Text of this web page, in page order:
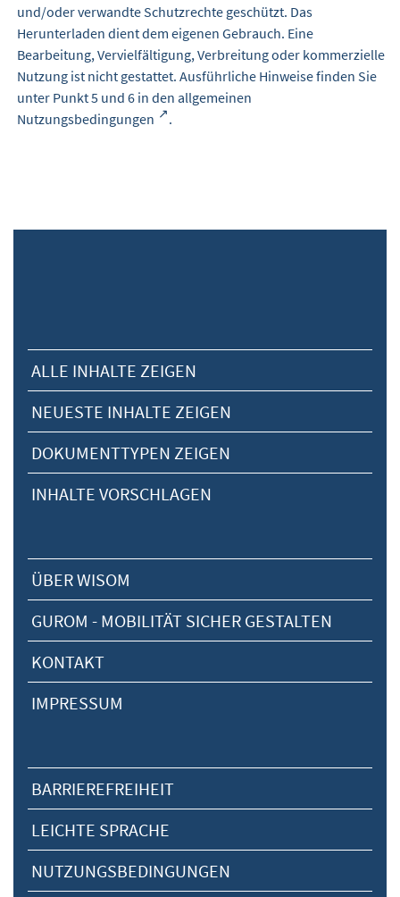
und/oder verwandte Schutzrechte geschützt. Das
Herunterladen dient dem eigenen Gebrauch. Eine
Bearbeitung, Vervielfältigung, Verbreitung oder kommerzielle
Nutzung ist nicht gestattet. Ausführliche Hinweise finden Sie
unter Punkt 5 und 6 in den allgemeinen
Nutzungsbedingungen
.
ALLE INHALTE ZEIGEN
NEUESTE INHALTE ZEIGEN
DOKUMENTTYPEN ZEIGEN
INHALTE VORSCHLAGEN
ÜBER WISOM
GUROM - MOBILITÄT SICHER GESTALTEN
KONTAKT
IMPRESSUM
BARRIEREFREIHEIT
LEICHTE SPRACHE
NUTZUNGSBEDINGUNGEN